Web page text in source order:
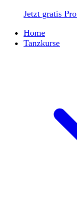
Jetzt gratis
Home
Tanzkurse